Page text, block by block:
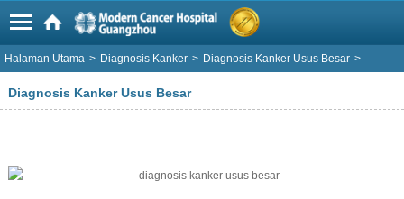
Halaman Utama > Diagnosis Kanker > Diagnosis Kanker Usus Besar >
Diagnosis Kanker Usus Besar